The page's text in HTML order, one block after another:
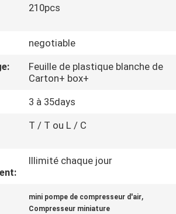
210pcs
negotiable
Feuille de plastique blanche de
Carton+ box+
3 à 35days
T / T ou L / C
Illimité chaque jour
mini pompe de compresseur d'air,
Compresseur miniature